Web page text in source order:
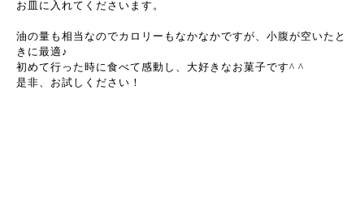
お皿に入れてくださいます。
油の量も相当なのでカロリーもなかなかですが、小腹が空いたと
きに最適♪
初めて行った時に食べて感動し、大好きなお菓子です^ ^
是非、お試しください！